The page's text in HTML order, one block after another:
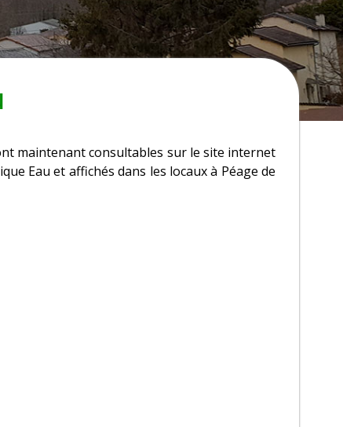
maintenant consultables sur le site internet
Eau et affichés dans les locaux à Péage de